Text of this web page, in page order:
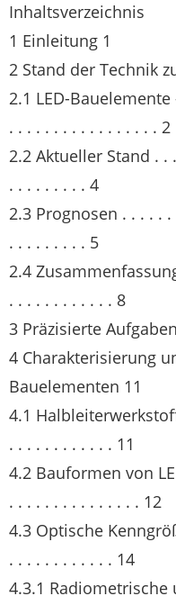
Inhaltsverzeichnis
1 Einleitung 1
2 Stand der Technik
2.1 LED-
. . . . . . . . . . . . . . . . . 2
2.2 Aktueller Stand . .
. . . . . . . . . 4
2.3 Prognosen . . . . .
. . . . . . . . . 5
2.4
. . . . . . . . . . . . 8
3 Präzisierte
4 Charakterisierung
Bauelementen 11
4.1
. . . . . . . . . . . . 11
4.2 Bauformen von
. . . . . . . . . . . . . . . 12
4.3 Optische
. . . . . . . . . . . . 14
4.3.1